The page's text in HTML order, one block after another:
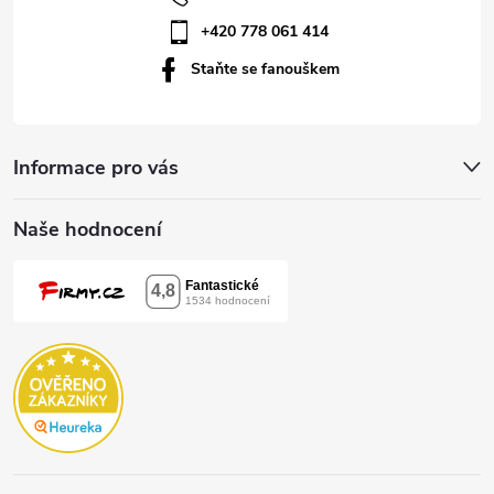
Informace pro vás
Naše hodnocení
+420 778 061 414
Staňte se fanouškem